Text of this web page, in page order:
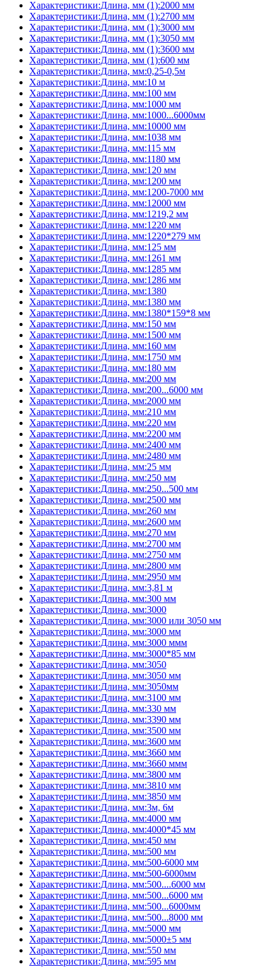
Характеристики:Длина, мм (1):2000 мм
Характеристики:Длина, мм (1):2700 мм
Характеристики:Длина, мм (1):3000 мм
Характеристики:Длина, мм (1):3050 мм
Характеристики:Длина, мм (1):3600 мм
Характеристики:Длина, мм (1):600 мм
Характеристики:Длина, мм:0,25-0,5м
Характеристики:Длина, мм:10 м
Характеристики:Длина, мм:100 мм
Характеристики:Длина, мм:1000 мм
Характеристики:Длина, мм:1000...6000мм
Характеристики:Длина, мм:10000 мм
Характеристики:Длина, мм:1038 мм
Характеристики:Длина, мм:115 мм
Характеристики:Длина, мм:1180 мм
Характеристики:Длина, мм:120 мм
Характеристики:Длина, мм:1200 мм
Характеристики:Длина, мм:1200-7000 мм
Характеристики:Длина, мм:12000 мм
Характеристики:Длина, мм:1219,2 мм
Характеристики:Длина, мм:1220 мм
Характеристики:Длина, мм:1220*279 мм
Характеристики:Длина, мм:125 мм
Характеристики:Длина, мм:1261 мм
Характеристики:Длина, мм:1285 мм
Характеристики:Длина, мм:1286 мм
Характеристики:Длина, мм:1380
Характеристики:Длина, мм:1380 мм
Характеристики:Длина, мм:1380*159*8 мм
Характеристики:Длина, мм:150 мм
Характеристики:Длина, мм:1500 мм
Характеристики:Длина, мм:160 мм
Характеристики:Длина, мм:1750 мм
Характеристики:Длина, мм:180 мм
Характеристики:Длина, мм:200 мм
Характеристики:Длина, мм:200...6000 мм
Характеристики:Длина, мм:2000 мм
Характеристики:Длина, мм:210 мм
Характеристики:Длина, мм:220 мм
Характеристики:Длина, мм:2200 мм
Характеристики:Длина, мм:2400 мм
Характеристики:Длина, мм:2480 мм
Характеристики:Длина, мм:25 мм
Характеристики:Длина, мм:250 мм
Характеристики:Длина, мм:250...500 мм
Характеристики:Длина, мм:2500 мм
Характеристики:Длина, мм:260 мм
Характеристики:Длина, мм:2600 мм
Характеристики:Длина, мм:270 мм
Характеристики:Длина, мм:2700 мм
Характеристики:Длина, мм:2750 мм
Характеристики:Длина, мм:2800 мм
Характеристики:Длина, мм:2950 мм
Характеристики:Длина, мм:3,81 м
Характеристики:Длина, мм:300 мм
Характеристики:Длина, мм:3000
Характеристики:Длина, мм:3000 или 3050 мм
Характеристики:Длина, мм:3000 мм
Характеристики:Длина, мм:3000 ммм
Характеристики:Длина, мм:3000*85 мм
Характеристики:Длина, мм:3050
Характеристики:Длина, мм:3050 мм
Характеристики:Длина, мм:3050мм
Характеристики:Длина, мм:3100 мм
Характеристики:Длина, мм:330 мм
Характеристики:Длина, мм:3390 мм
Характеристики:Длина, мм:3500 мм
Характеристики:Длина, мм:3600 мм
Характеристики:Длина, мм:3660 мм
Характеристики:Длина, мм:3660 ммм
Характеристики:Длина, мм:3800 мм
Характеристики:Длина, мм:3810 мм
Характеристики:Длина, мм:3850 мм
Характеристики:Длина, мм:3м, 6м
Характеристики:Длина, мм:4000 мм
Характеристики:Длина, мм:4000*45 мм
Характеристики:Длина, мм:450 мм
Характеристики:Длина, мм:500 мм
Характеристики:Длина, мм:500-6000 мм
Характеристики:Длина, мм:500-6000мм
Характеристики:Длина, мм:500....6000 мм
Характеристики:Длина, мм:500...6000 мм
Характеристики:Длина, мм:500...6000мм
Характеристики:Длина, мм:500...8000 мм
Характеристики:Длина, мм:5000 мм
Характеристики:Длина, мм:5000±5 мм
Характеристики:Длина, мм:550 мм
Характеристики:Длина, мм:595 мм